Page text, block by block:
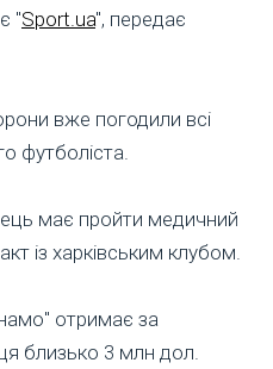
"Sport.ua", передає
вже погодили всі
футболіста.
має пройти медичний
із харківським клубом.
отримає за
близько 3 млн дол.